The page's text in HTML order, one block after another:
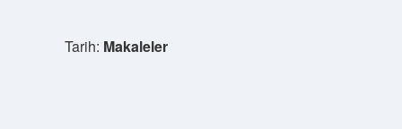
Tarih: Makaleler